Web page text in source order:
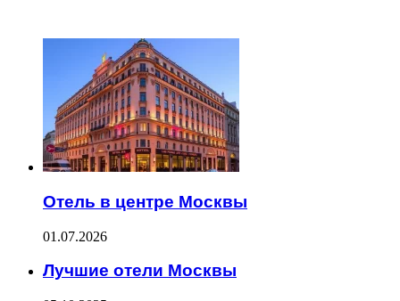
Отель в центре Москвы
01.07.2026
Лучшие отели Москвы